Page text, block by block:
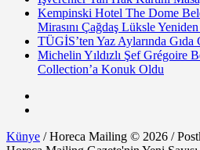
Kempinski Hotel The Dome
Mirasını Çağdaş Lüksle
TÜGİS’ten Yaz Aylarında Gıda
Michelin Yıldızlı Şef Grégoire
Collection’a Konuk Oldu
Künye / Horeca Mailing © 2026 /